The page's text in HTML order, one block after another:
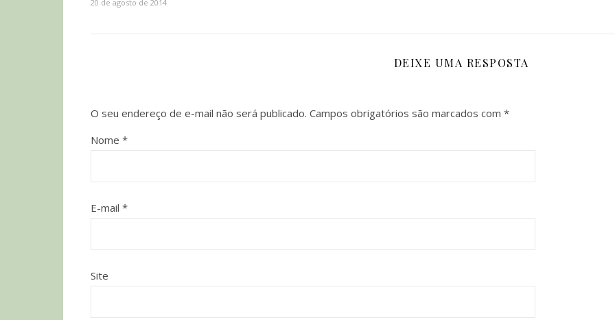
20 de agosto de 2014
DEIXE UMA RESPOSTA
O seu endereço de e-mail não será publicado. Campos obrigatórios são marcados com *
Nome *
E-mail *
Site